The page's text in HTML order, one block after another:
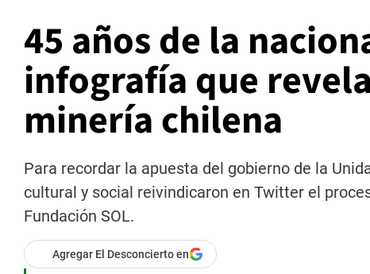
45 años de la
infografía que
minería chilena
Para recordar la apuesta del gobierno de la
cultural y social reivindicaron en Twitter el
Fundación SOL.
Agregar El Desconcierto en